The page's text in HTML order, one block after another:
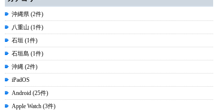
沖縄県 (2件)
八重山 (1件)
石垣 (1件)
石垣島 (1件)
沖縄 (2件)
iPadOS
Android (25件)
Apple Watch (3件)